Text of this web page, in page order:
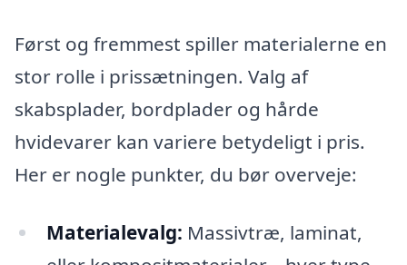
Først og fremmest spiller materialerne en
stor rolle i prissætningen. Valg af
skabsplader, bordplader og hårde
hvidevarer kan variere betydeligt i pris.
Her er nogle punkter, du bør overveje:
Materialevalg: Massivtræ, laminat,